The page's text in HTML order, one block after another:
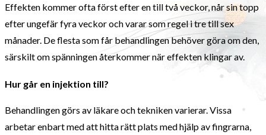
Effekten kommer ofta först efter en till två veckor, når sin topp
efter ungefär fyra veckor och varar som regel i tre till sex
månader. De flesta som får behandlingen behöver göra om den,
särskilt om spänningen återkommer när effekten klingar av.
Hur går en injektion till?
Behandlingen görs av läkare och tekniken varierar. Vissa
arbetar enbart med att hitta rätt plats med hjälp av fingrarna,